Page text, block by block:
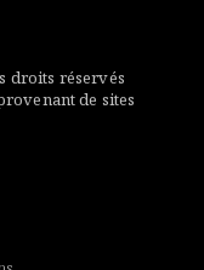
droits réservés
de sites